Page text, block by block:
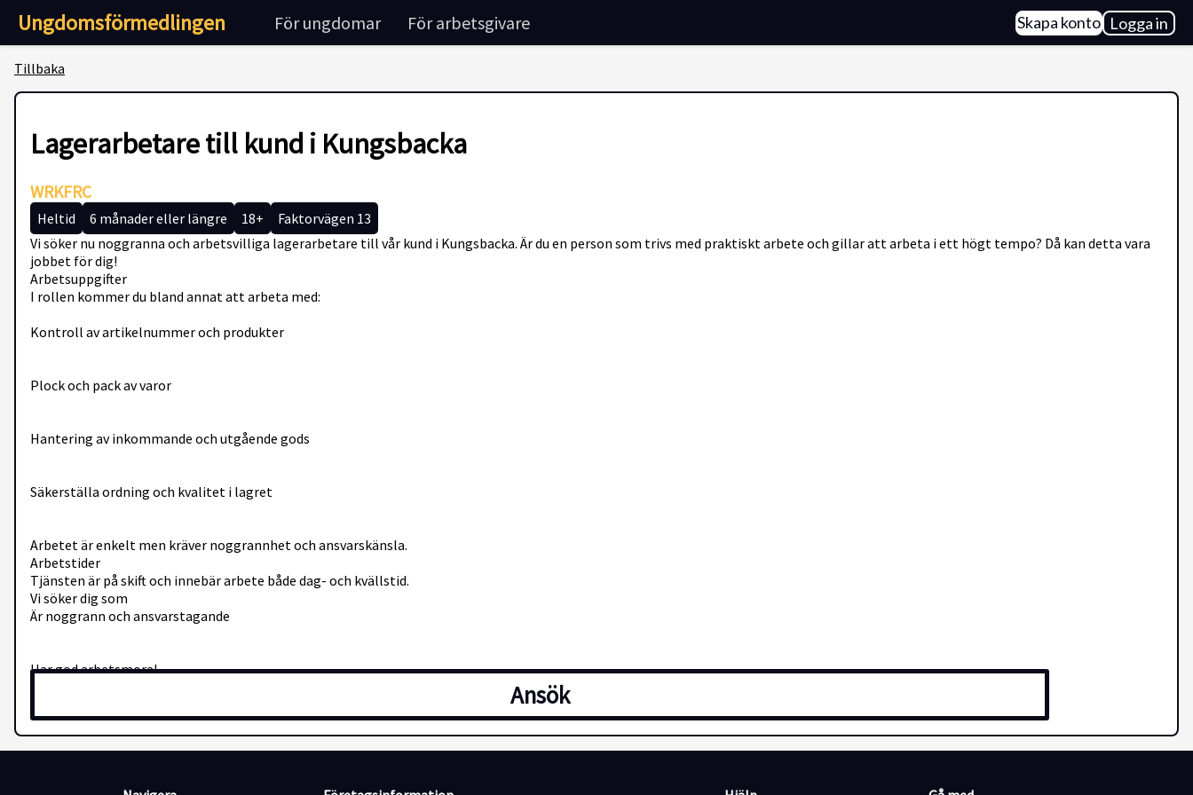
Ungdomsförmedlingen För ungdomar För arbetsgivare Skapa konto Logga in
Tillbaka
Lagerarbetare till kund i Kungsbacka
WRKFRC
Heltid 6 månader eller längre 18+
Faktorvägen 13
Vi söker nu noggranna och arbetsvilliga lagerarbetare till vår kund i Kungsbacka. Är du en person som trivs med praktiskt arbete och gillar att arbeta i ett högt tempo? Då kan detta vara
jobbet för dig!
Arbetsuppgifter
I rollen kommer du bland annat att arbeta med:
Kontroll av artikelnummer och produkter
Plock och pack av varor
Hantering av inkommande och utgående gods
Säkerställa ordning och kvalitet i lagret
Arbetet är enkelt men kräver noggrannhet och ansvarskänsla.
Arbetstider
Tjänsten är på skift och innebär arbete både dag- och kvällstid.
Vi söker dig som
Är noggrann och ansvarstagande
Har god arbetsmoral
Trivs med fysiskt arbete
Ansök